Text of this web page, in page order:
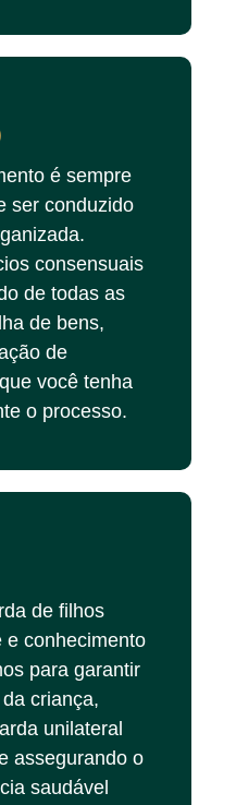
é sempre
ser conduzido
consensuais
de todas as
de bens,
de
você tenha
o processo.
de filhos
e conhecimento
para garantir
criança,
unilateral
assegurando o
saudável